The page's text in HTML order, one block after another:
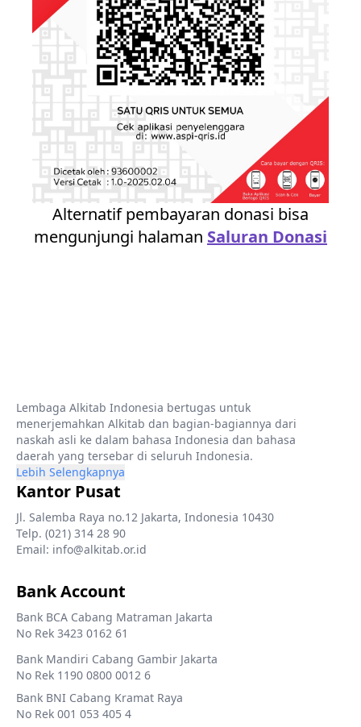
Alternatif pembayaran donasi bisa
mengunjungi halaman Saluran Donasi
Lembaga Alkitab Indonesia bertugas untuk
menerjemahkan Alkitab dan bagian-bagiannya dari
naskah asli ke dalam bahasa Indonesia dan bahasa
daerah yang tersebar di seluruh Indonesia.
Lebih Selengkapnya
Kantor Pusat
Jl. Salemba Raya no.12 Jakarta, Indonesia 10430
Telp. (021) 314 28 90
Email: info@alkitab.or.id
Bank Account
Bank BCA Cabang Matraman Jakarta
No Rek 3423 0162 61
Bank Mandiri Cabang Gambir Jakarta
No Rek 1190 0800 0012 6
Bank BNI Cabang Kramat Raya
No Rek 001 053 405 4